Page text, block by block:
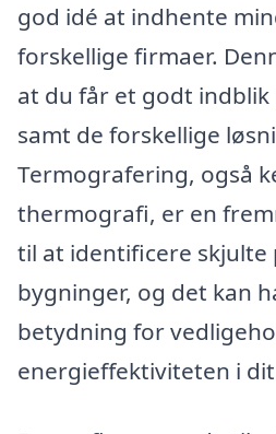
god idé at indhente
forskellige firmaer.
at du får et godt
samt de forskellige
Termografering, også
thermografi, er en
til at identificere skjulte
bygninger, og det kan
betydning for
energieffektiviteten i